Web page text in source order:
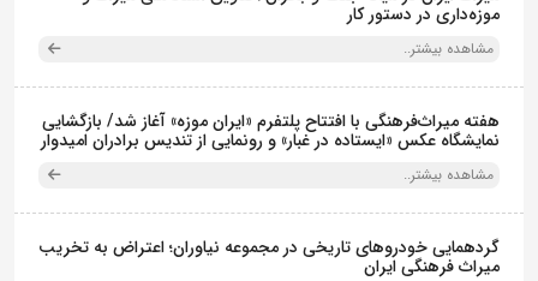
موزه‌داری در دستور کار
مشاهده بیشتر..
هفته میراث‌فرهنگی با افتتاح پلتفرم «ایران موزه» آغاز شد/ بازگشایی
نمایشگاه عکس «ایستاده در غبار» و رونمایی از تندیس برادران امیدوار
مشاهده بیشتر..
گردهمایی خودروهای تاریخی در مجموعه نیاوران؛ اعتراض به تخریب
میراث فرهنگی ایران